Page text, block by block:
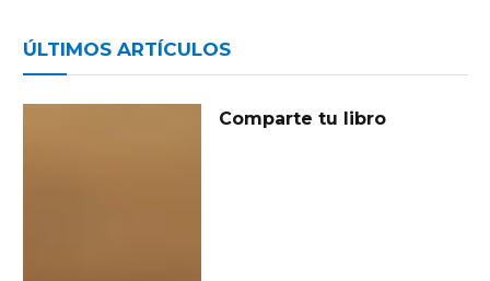
ÚLTIMOS ARTÍCULOS
Comparte tu libro